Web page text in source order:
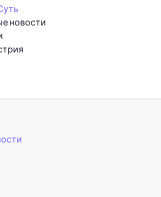
новости